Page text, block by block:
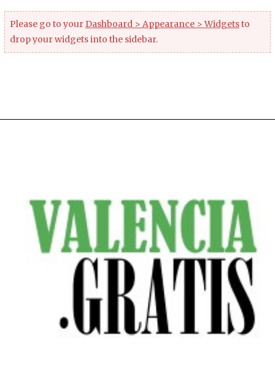
Please go to yourDashboard > Appearance > Widgetsto
drop your widgets into the sidebar.